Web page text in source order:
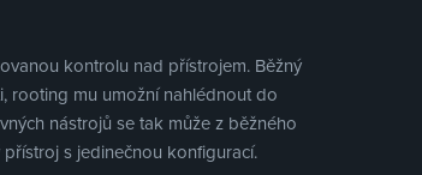
kontrolu nad přístrojem. Běžný
rooting mu umožní nahlédnout do
nástrojů se tak může z běžného
s jedinečnou konfigurací.